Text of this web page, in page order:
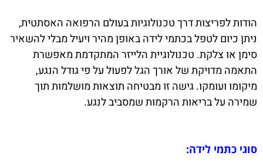
הודות לפריצות דרך טכנולוגיות בעולם הרפואה האסתטית,
ניתן כיום לטפל בכתמי לידה באופן מהיר ויעיל מבלי להשאיר
סימן או צלקת. טכנולוגיית הלייזר המתקדמת מאפשרת
התאמה מדויקת של אורך הגל לפעול על פי גודל הנגע,
מיקומו ועומקו. גישה זו מבטיחה תוצאות מושלמות תוך
שמירה על בריאות הרקמות שמסביב לנגע.
סוגי כתמי לידה: